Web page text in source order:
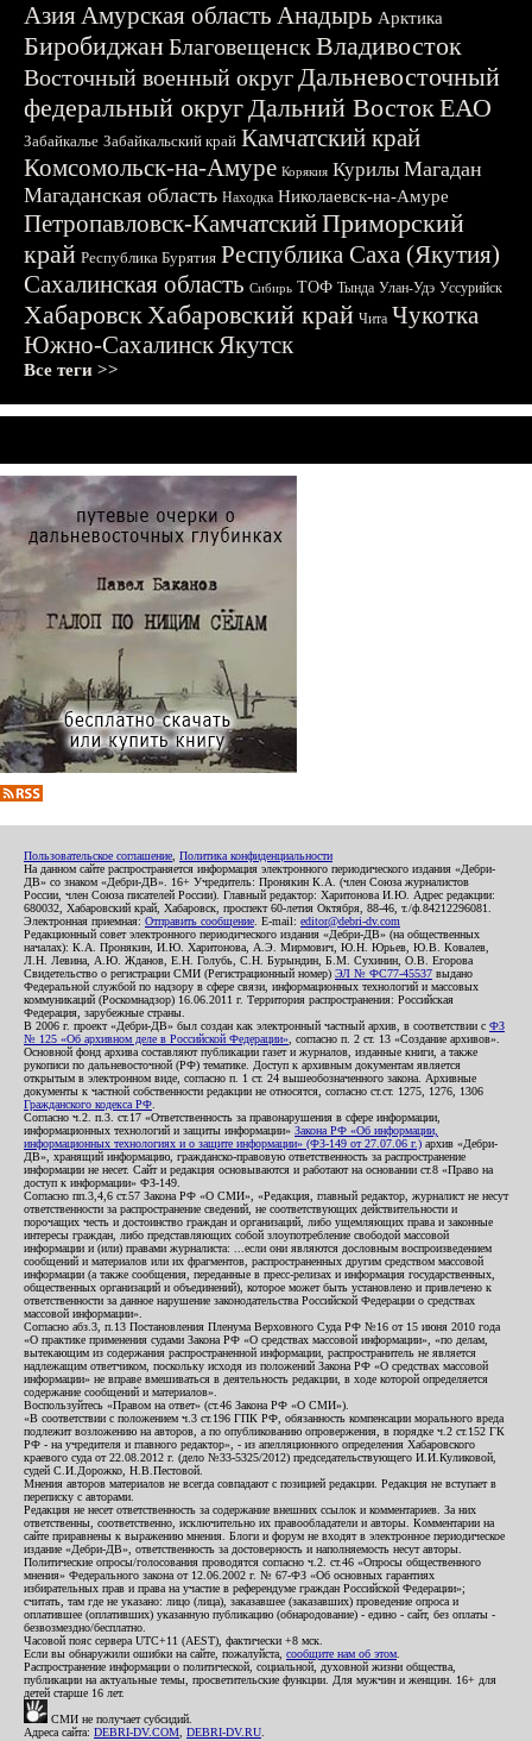
АзияАмурская область Анадырь Арктика
БиробиджанБлаговещенскВладивосток
Восточный военный округДальневосточный
федеральный округДальний ВостокЕАО
Забайкалье Забайкальский край Камчатский край
Комсомольск-на-Амуре Корякия Курилы Магадан
Магаданская область Находка Николаевск-на-Амуре
Петропавловск-КамчатскийПриморский
край Республика Бурятия Республика Саха (Якутия)
Сахалинская область Сибирь ТОФ Тында Улан-Удэ Уссурийск
ХабаровскХабаровский край Чита Чукотка
Южно-СахалинскЯкутск
Все теги >>
Пользовательское соглашение Политика конфиденциальности
На данном сайте распространяется информация электронного периодического издания «Дебри-
ДВ» со знаком «Дебри-ДВ». 16+ Учредитель: Пронякин К.А. (член Союза журналистов
России, член Союза писателей России). Главный редактор: Харитонова И.Ю. Адрес редакции:
680032, Хабаровский край, Хабаровск, проспект 60-летия Октября, 88-46, т./ф.84212296081.
Электронная приемная: Отправить сообщение . E-mail: editor@debri-dv.com
Редакционный совет электронного периодического издания «Дебри-ДВ» (на общественных
началах): К.А. Пронякин, И.Ю. Харитонова, А.Э. Мирмович, Ю.Н. Юрьев, Ю.В. Ковалев,
Л.Н. Левина, А.Ю. Жданов, Е.Н. Голубь, С.Н. Бурындин, Б.М. Сухинин, О.В. Егорова
Свидетельство о регистрации СМИ (Регистрационный номер) ЭЛ № ФС77-45537 выдано
Федеральной службой по надзору в сфере связи, информационных технологий и массовых
коммуникаций (Роскомнадзор) 16.06.2011 г. Территория распространения: Российская
Федерация, зарубежные страны.
В 2006 г. проект «Дебри-ДВ» был создан как электронный частный архив, в соответствии с ФЗ
№ 125 «Об архивном деле в Российской Федерации» , согласно п. 2 ст. 13 «Создание архивов».
Основной фонд архива составляют публикации газет и журналов, изданные книги, а также
рукописи по дальневосточной (РФ) тематике. Доступ к архивным документам является
открытым в электронном виде, согласно п. 1 ст. 24 вышеобозначенного закона. Архивные
документы к частной собственности редакции не относятся, согласно ст.ст. 1275, 1276, 1306
Гражданского кодекса РФ
Согласно ч.2. п.3. ст.17 «Ответственность за правонарушения в сфере информации,
информационных технологий и защиты информации» Закона РФ «Об информации,
информационных технологиях и о защите информации» (ФЗ-149 от 27.07.06 г.) архив «Дебри-
ДВ», хранящий информацию, гражданско-правовую ответственность за распространение
информации не несет. Сайт и редакция основываются и работают на основании ст.8 «Право на
доступ к информации» ФЗ-149.
Согласно пп.3,4,6 ст.57 Закона РФ «О СМИ», «Редакция, главный редактор, журналист не несут
ответственности за распространение сведений, не соответствующих действительности и
порочащих честь и достоинство граждан и организаций, либо ущемляющих права и законные
интересы граждан, либо представляющих собой злоупотребление свободой массовой
информации и (или) правами журналиста: ...если они являются дословным воспроизведением
сообщений и материалов или их фрагментов, распространенных другим средством массовой
информации (а также сообщения, переданные в пресс-релизах и информация государственных,
общественных организаций и объединений), которое может быть установлено и привлечено к
ответственности за данное нарушение законодательства Российской Федерации о средствах
массовой информации».
Согласно абз.3, п.13 Постановления Пленума Верховного Суда РФ №16 от 15 июня 2010 года
«О практике применения судами Закона РФ «О средствах массовой информации», «по делам,
вытекающим из содержания распространенной информации, распространитель не является
надлежащим ответчиком, поскольку исходя из положений Закона РФ «О средствах массовой
информации» не вправе вмешиваться в деятельность редакции, в ходе которой определяется
содержание сообщений и материалов».
Воспользуйтесь «Правом на ответ» (ст.46 Закона РФ «О СМИ»).
«В соответствии с положением ч.3 ст.196 ГПК РФ, обязанность компенсации морального вреда
подлежит возложению на авторов, а по опубликованию опровержения, в порядке ч.2 ст.152 ГК
РФ - на учредителя и главного редактор», - из апелляционного определения Хабаровского
краевого суда от 22.08.2012 г. (дело №33-5325/2012) председательствующего И.И.Куликовой,
судей С.И.Дорожко, Н.В.Пестовой.
Мнения авторов материалов не всегда совпадают с позицией редакции. Редакция не вступает в
переписку с авторами.
Редакция не несет ответственность за содержание внешних ссылок и комментариев. За них
ответственны, соответственно, исключительно их правообладатели и авторы. Комментарии на
сайте приравнены к выражению мнения. Блоги и форум не входят в электронное периодическое
издание «Дебри-ДВ», ответственность за достоверность и наполняемость несут авторы.
Политические опросы/голосования проводятся согласно ч.2. ст.46 «Опросы общественного
мнения» Федерального закона от 12.06.2002 г. № 67-ФЗ «Об основных гарантиях
избирательных прав и права на участие в референдуме граждан Российской Федерации»;
считать, там где не указано: лицо (лица), заказавшее (заказавших) проведение опроса и
оплатившее (оплативших) указанную публикацию (обнародование) - едино - сайт, без оплаты -
безвозмездно/бесплатно.
Часовой пояс сервера UTC+11 (AEST), фактически +8 мск.
Если вы обнаружили ошибки на сайте, пожалуйста, сообщите нам об этом
Распространение информации о политической, социальной, духовной жизни общества,
публикации на актуальные темы, просветительские функции. Для мужчин и женщин. 16+ для
детей старше 16 лет.
СМИ не получает субсидий.
Адреса сайта: DEBRI-DV.COM DEBRI-DV.RU